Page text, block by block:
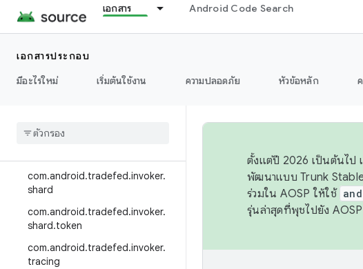
เอกสาร Android Code Search
เอกสารประกอบ
มีอะไรใหม่
เริ่มต้นใช้งาน ความปลอดภัย หัวข้อหลัก
com.android.tradefed.error
com.android.tradefed.host
com.android.tradefed.host.gcs
com.android.tradefed.invoker
com. android
com.android.tradefed.invoker.
shard
com.android.tradefed.invoker.
shard.token
com.android.tradefed.invoker.
tracing
ตั้งแต่ปี 2026 เป็นต้นไป
พัฒนาแบบ Trunk Stable
ร่วมใน AOSP ให้ใช้
รุ่นล่าสุดที่พุชไปยัง